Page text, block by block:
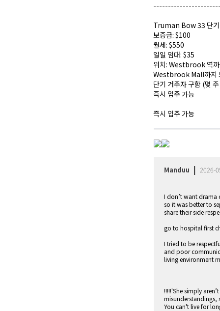
Truman Bow 33 단기
보증금: $100
월세: $550
일일 임대: $35
위치: Westbrook 역
Westbrook Mall까지
단기 거주자 구함 (몇
즉시 입주 가능
즉시 입주 가능
Manduu |2026-
I don’t want drama
so it was better to
share their side
go to hospital first
I tried to be
and poor
living environment
!!!!!'She simply
misunderstandings,
You can't live for